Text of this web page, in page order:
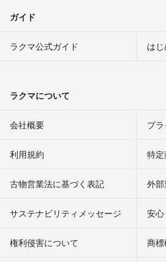
ガイド
ラクマ公式ガイド は
ラクマについて
会社概要 プ
利用規約 特
古物営業法に基づく表記 外
サステナビリティメッセージ 安
権利侵害について
商